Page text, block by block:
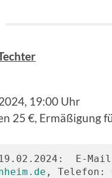
19:00 Uhr
25 €, Ermäßigung
E-
, Telefon: